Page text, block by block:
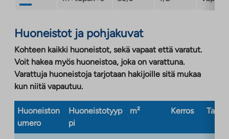
Huoneistot ja pohjakuvat
Kohteen kaikki huoneistot, sekä vapaat että varatut.
Voit hakea myös huoneistoa, joka on varattuna.
Varattuja huoneistoja tarjotaan hakijoille sitä mukaa
kun niitä vapautuu.
Huoneiston
umero
Huoneistotyyp
pi
m² Kerros